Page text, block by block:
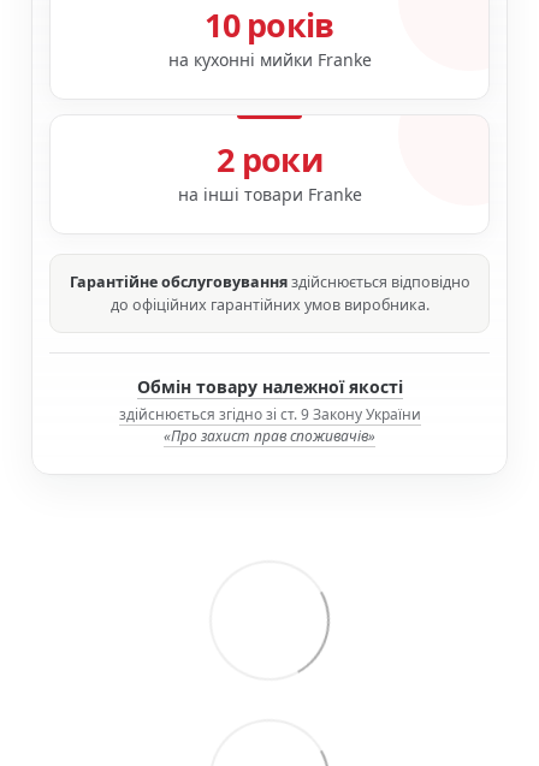
10 років
на кухонні мийки Franke
2 роки
на інші товари Franke
Гарантійне обслуговуванняздійснюється відповідно
до офіційних гарантійних умов виробника.
Обмін товару належної якості
здійснюється згідно зі ст. 9 Закону України
«Про захист прав споживачів»